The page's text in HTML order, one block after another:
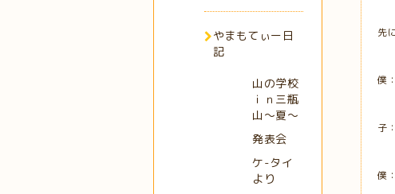
先
僕
子
僕
やまもてぃー日
記
山の学校
ｉｎ三瓶
山～夏～
発表会
ケ-タイ
より